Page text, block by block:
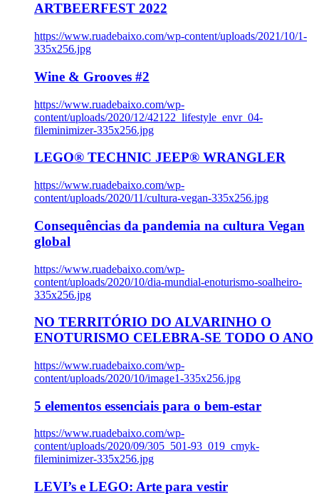
ARTBEERFEST 2022
https://www.ruadebaixo.com/wp-content/uploads/2021/10/1-
335x256.jpg
Wine & Grooves #2
https://www.ruadebaixo.com/wp-
content/uploads/2020/12/42122_lifestyle_envr_04-
fileminimizer-335x256.jpg
LEGO® TECHNIC JEEP® WRANGLER
https://www.ruadebaixo.com/wp-
content/uploads/2020/11/cultura-vegan-335x256.jpg
Consequências da pandemia na cultura Vegan
global
https://www.ruadebaixo.com/wp-
content/uploads/2020/10/dia-mundial-enoturismo-soalheiro-
335x256.jpg
NO TERRITÓRIO DO ALVARINHO O
ENOTURISMO CELEBRA-SE TODO O ANO
https://www.ruadebaixo.com/wp-
content/uploads/2020/10/image1-335x256.jpg
5 elementos essenciais para o bem-estar
https://www.ruadebaixo.com/wp-
content/uploads/2020/09/305_501-93_019_cmyk-
fileminimizer-335x256.jpg
LEVI’s e LEGO: Arte para vestir